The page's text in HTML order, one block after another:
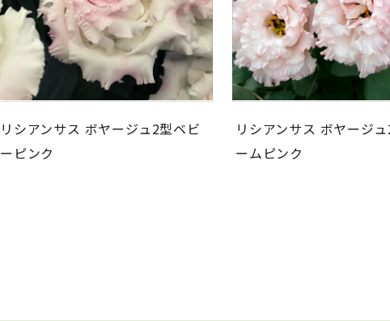
リシアンサス ボヤージュ2型ベビ
ーピンク
リシアンサス ボヤージ
ームピンク